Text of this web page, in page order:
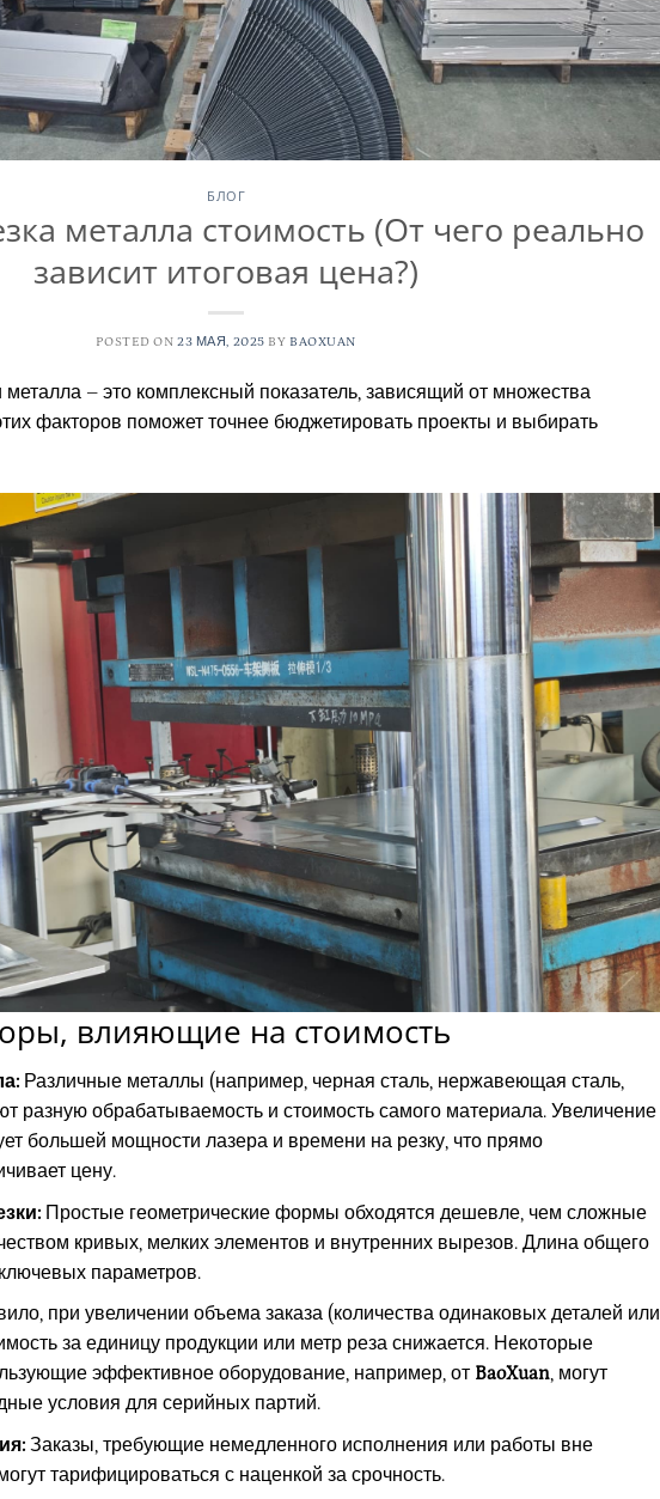
БЛОГ
металла стоимость (От чего реально
зависит итоговая цена?)
POSTED ON23 МАЯ, 2025 BY BAOXUAN
– это комплексный показатель, зависящий от множества
факторов поможет точнее бюджетировать проекты и выбирать
влияющие на стоимость
Различные металлы (например, черная сталь, нержавеющая сталь,
разную обрабатываемость и стоимость самого материала. Увеличение
большей мощности лазера и времени на резку, что прямо
цену.
Простые геометрические формы обходятся дешевле, чем сложные
кривых, мелких элементов и внутренних вырезов. Длина общего
параметров.
при увеличении объема заказа (количества одинаковых деталей или
за единицу продукции или метр реза снижается. Некоторые
эффективное оборудование, например, от BaoXuan, могут
условия для серийных партий.
Заказы, требующие немедленного исполнения или работы вне
тарифицироваться с наценкой за срочность.